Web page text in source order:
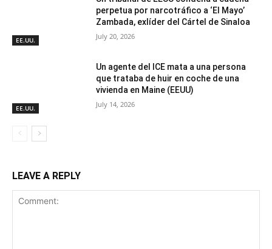
EE.UU.
perpetua por narcotráfico a ‘El Mayo’
Zambada, exlíder del Cártel de Sinaloa
July 20, 2026
EE.UU.
Un agente del ICE mata a una persona
que trataba de huir en coche de una
vivienda en Maine (EEUU)
July 14, 2026
LEAVE A REPLY